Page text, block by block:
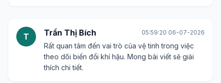
T Trần Thị Bích 05:59:20 06-07-2026
Rất quan tâm đến vai trò của vệ tinh trong việc
theo dõi biến đổi khí hậu. Mong bài viết sẽ giải
thích chi tiết.